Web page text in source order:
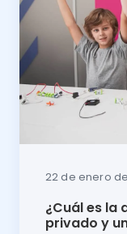
22 de enero
¿Cuál es la
privado y